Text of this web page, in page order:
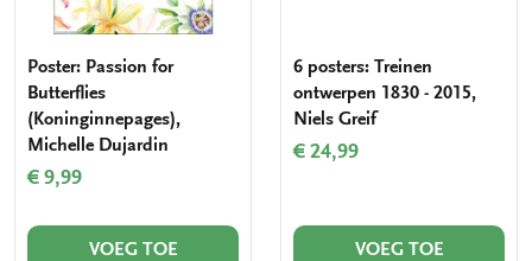
Poster: Passion for
Butterflies
(Koninginnepages),
Michelle Dujardin
€ 9,99
VOEG TOE
6 posters: Treinen
ontwerpen 1830 - 2015,
Niels Greif
€ 24,99
VOEG TOE